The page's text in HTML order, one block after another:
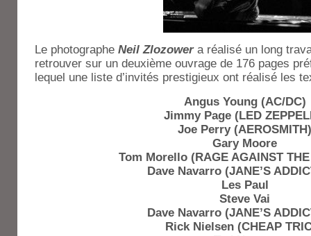
Le photographe Neil Zlozower a réalisé un long
retrouver sur un deuxième ouvrage de 176 pages
lequel une liste d’invités prestigieux ont réalisé les
Angus Young (AC/DC)
Jimmy Page (LED
Joe Perry (AEROSMITH)
Gary Moore
Tom Morello (RAGE AGAINST
Dave Navarro (JANE’S
Les Paul
Steve Vai
Dave Navarro (JANE’S
Rick Nielsen (CHEAP